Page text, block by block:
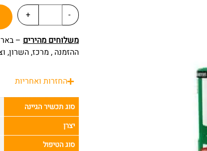
-
+
משלוחים מהירים
ההזמנה , מרכז, השרון, וצפון 48 שעות מרגע
החזרות ואחריות
סוג תכשיר הגיינה
יצרן
סוג הטיפול